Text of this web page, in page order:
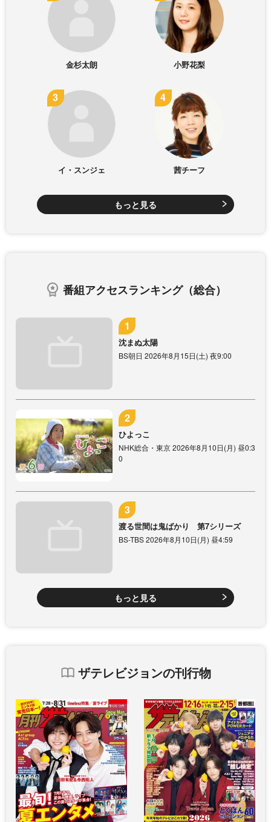
金杉太朗 小野花梨
イ・スンジェ 茜チーフ
もっと見る
番組アクセスランキング（総合）
沈まぬ太陽
BS朝日 2026年8月15日(土) 夜9:00
ひよっこ
NHK総合・東京 2026年8月10日(月) 昼0:3
0
渡る世間は鬼ばかり 第7シリーズ
BS-TBS 2026年8月10日(月) 昼4:59
もっと見る
ザテレビジョンの刊行物